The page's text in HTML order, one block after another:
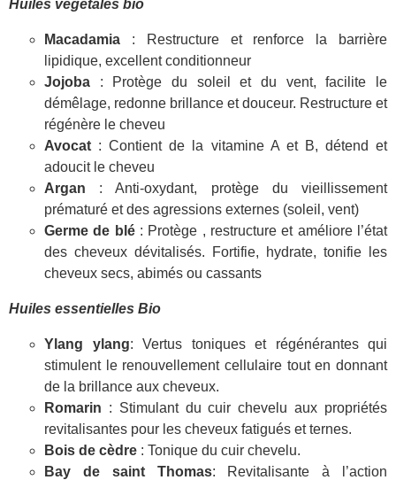
Huiles végétales bio
Macadamia : Restructure et renforce la barrière
lipidique, excellent conditionneur
Jojoba : Protège du soleil et du vent, facilite le
démêlage, redonne brillance et douceur. Restructure et
régénère le cheveu
Avocat : Contient de la vitamine A et B, détend et
adoucit le cheveu
Argan : Anti-oxydant, protège du vieillissement
prématuré et des agressions externes (soleil, vent)
Germe de blé: Protège , restructure et améliore l’état
des cheveux dévitalisés. Fortifie, hydrate, tonifie les
cheveux secs, abimés ou cassants
Huiles essentielles Bio
Ylang ylang: Vertus toniques et régénérantes qui
stimulent le renouvellement cellulaire tout en donnant
de la brillance aux cheveux.
Romarin : Stimulant du cuir chevelu aux propriétés
revitalisantes pour les cheveux fatigués et ternes.
Bois de cèdre : Tonique du cuir chevelu.
Bay de saint Thomas: Revitalisante à l’action